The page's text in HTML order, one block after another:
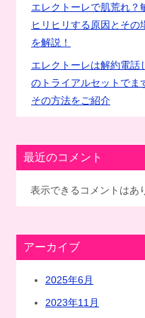
エレクトーレで肌荒れ？
ヒリヒリする原因とその
を解説！
エレクトーレは解約電話
のトライアルセットでま
その方法をご紹介
最近のコメント
表示できるコメントはあ
アーカイブ
2025年6月
2023年11月